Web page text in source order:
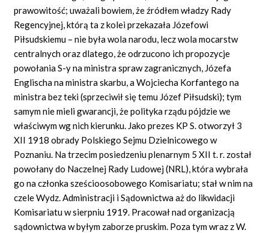
prawowitość; uważali bowiem, że źródłem władzy Rady
Regencyjnej, którą ta z kolei przekazała Józefowi
Piłsudskiemu – nie była wola narodu, lecz wola mocarstw
centralnych oraz dlatego, że odrzucono ich propozycje
powołania S-y na ministra spraw zagranicznych, Józefa
Englischa na ministra skarbu, a Wojciecha Korfantego na
ministra bez teki (sprzeciwił się temu Józef Piłsudski); tym
samym nie mieli gwarancji, że polityka rządu pójdzie we
właściwym wg nich kierunku. Jako prezes KP S. otworzył 3
XII 1918 obrady Polskiego Sejmu Dzielnicowego w
Poznaniu. Na trzecim posiedzeniu plenarnym 5 XII t. r. został
powołany do Naczelnej Rady Ludowej (NRL), która wybrała
go na członka sześcioosobowego Komisariatu; stał w nim na
czele Wydz. Administracji i Sądownictwa aż do likwidacji
Komisariatu w sierpniu 1919. Pracował nad organizacją
sądownictwa w byłym zaborze pruskim. Poza tym wraz z W.